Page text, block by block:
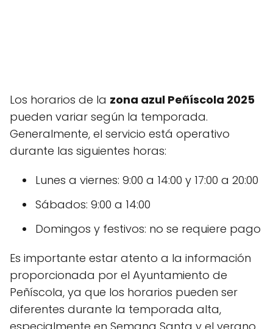
Los horarios de la zona azul Peñíscola 2025
pueden variar según la temporada.
Generalmente, el servicio está operativo
durante las siguientes horas:
Lunes a viernes: 9:00 a 14:00 y 17:00 a 20:00
Sábados: 9:00 a 14:00
Domingos y festivos: no se requiere pago
Es importante estar atento a la información
proporcionada por el Ayuntamiento de
Peñíscola, ya que los horarios pueden ser
diferentes durante la temporada alta,